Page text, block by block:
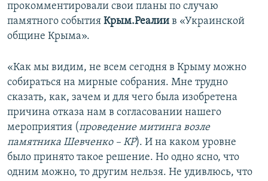
прокомментировали свои планы по случаю
памятного события Крым.Реалии в «Украинской
общине Крыма».
«Как мы видим, не всем сегодня в Крыму можно
собираться на мирные собрания. Мне трудно
сказать, как, зачем и для чего была изобретена
причина отказа нам в согласовании нашего
мероприятия (проведение митинга возле
памятника Шевченко – КР). И на каком уровне
было принято такое решение. Но одно ясно, что
одним можно, то другим нельзя. Не удивлюсь, что